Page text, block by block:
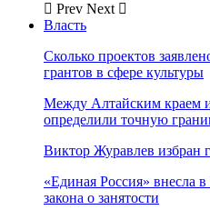
Prev Next
Власть
Сколько проектов
грантов в сфере культуры
Между Алтайским краем
определили точную
Виктор Журавлев избран
«Единая Россия» внесла
закона о занятости